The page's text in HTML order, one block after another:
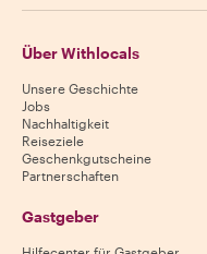
Über Withlocals
Unsere Geschichte
Jobs
Nachhaltigkeit
Reiseziele
Geschenkgutscheine
Partnerschaften
Gastgeber